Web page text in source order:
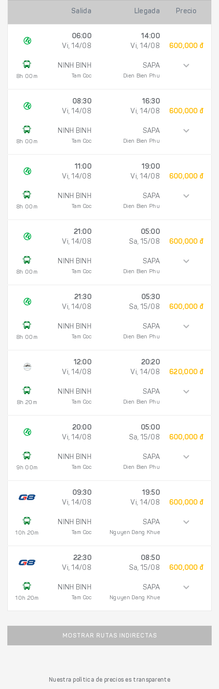
Salida Llegada Precio
8h 00m
06:00
Vi, 14/08
NINH BINH
Tam Coc
14:00
Vi, 14/08
SAPA
Dien Bien Phu
600,000 đ
8h 00m
08:30
Vi, 14/08
NINH BINH
Tam Coc
16:30
Vi, 14/08
SAPA
Dien Bien Phu
600,000 đ
8h 00m
11:00
Vi, 14/08
NINH BINH
Tam Coc
19:00
Vi, 14/08
SAPA
Dien Bien Phu
600,000 đ
8h 00m
21:00
Vi, 14/08
NINH BINH
Tam Coc
05:00
Sa, 15/08
SAPA
Dien Bien Phu
600,000 đ
8h 00m
21:30
Vi, 14/08
NINH BINH
Tam Coc
05:30
Sa, 15/08
SAPA
Dien Bien Phu
600,000 đ
8h 20m
12:00
Vi, 14/08
NINH BINH
Tam Coc
20:20
Vi, 14/08
SAPA
Dien Bien Phu
620,000 đ
9h 00m
20:00
Vi, 14/08
NINH BINH
Tam Coc
05:00
Sa, 15/08
SAPA
Dien Bien Phu
600,000 đ
10h 20m
09:30
Vi, 14/08
NINH BINH
Tam Coc
19:50
Vi, 14/08
SAPA
Nguyen Dang Khue
600,000 đ
10h 20m
22:30
Vi, 14/08
NINH BINH
Tam Coc
08:50
Sa, 15/08
SAPA
Nguyen Dang Khue
600,000 đ
MOSTRAR RUTAS INDIRECTAS
Nuestra política de precios es transparente